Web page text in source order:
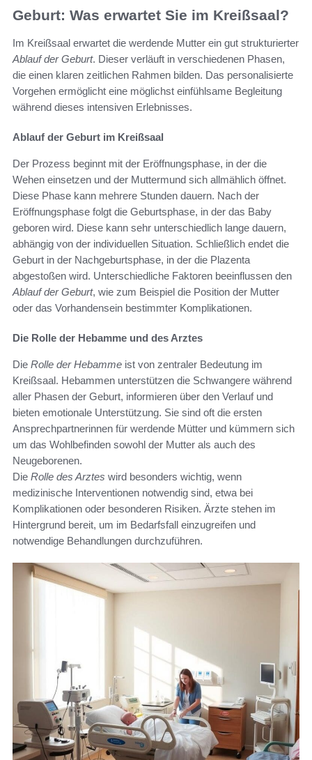
Geburt: Was erwartet Sie im Kreißsaal?
Im Kreißsaal erwartet die werdende Mutter ein gut strukturierter
Ablauf der Geburt. Dieser verläuft in verschiedenen Phasen,
die einen klaren zeitlichen Rahmen bilden. Das personalisierte
Vorgehen ermöglicht eine möglichst einfühlsame Begleitung
während dieses intensiven Erlebnisses.
Ablauf der Geburt im Kreißsaal
Der Prozess beginnt mit der Eröffnungsphase, in der die
Wehen einsetzen und der Muttermund sich allmählich öffnet.
Diese Phase kann mehrere Stunden dauern. Nach der
Eröffnungsphase folgt die Geburtsphase, in der das Baby
geboren wird. Diese kann sehr unterschiedlich lange dauern,
abhängig von der individuellen Situation. Schließlich endet die
Geburt in der Nachgeburtsphase, in der die Plazenta
abgestoßen wird. Unterschiedliche Faktoren beeinflussen den
Ablauf der Geburt, wie zum Beispiel die Position der Mutter
oder das Vorhandensein bestimmter Komplikationen.
Die Rolle der Hebamme und des Arztes
Die Rolle der Hebamme ist von zentraler Bedeutung im
Kreißsaal. Hebammen unterstützen die Schwangere während
aller Phasen der Geburt, informieren über den Verlauf und
bieten emotionale Unterstützung. Sie sind oft die ersten
Ansprechpartnerinnen für werdende Mütter und kümmern sich
um das Wohlbefinden sowohl der Mutter als auch des
Neugeborenen.
Die Rolle des Arztes wird besonders wichtig, wenn
medizinische Interventionen notwendig sind, etwa bei
Komplikationen oder besonderen Risiken. Ärzte stehen im
Hintergrund bereit, um im Bedarfsfall einzugreifen und
notwendige Behandlungen durchzuführen.